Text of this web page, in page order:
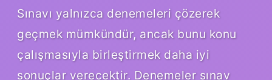
Sınavı yalnızca denemeleri çözerek
geçmek mümkündür, ancak bunu konu
çalışmasıyla birleştirmek daha iyi
sonuçlar verecektir. Denemeler sınav